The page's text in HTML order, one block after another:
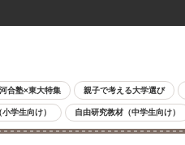
河合塾×東大特集 親子で考える大学選び
学生向け） 自由研究教材（中学生向け）